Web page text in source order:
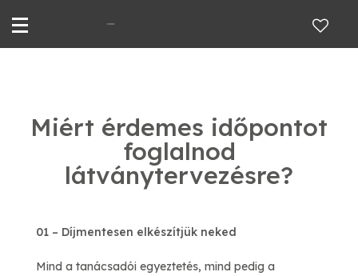
Miért érdemes időpontot
foglalnod
látványtervezésre?
01 – Díjmentesen elkészítjük neked
Mind a tanácsadói egyeztetés, mind pedig a